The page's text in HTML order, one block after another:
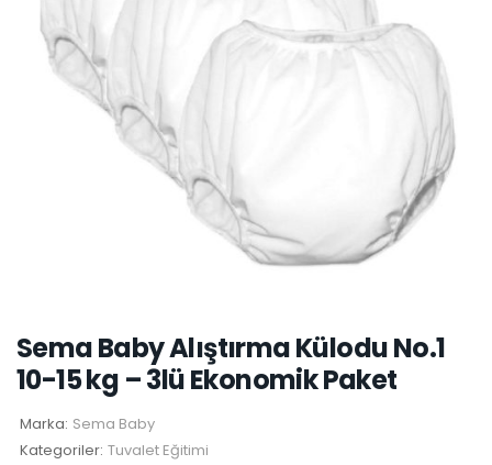
Sema Baby Alıştırma Külodu No.1
10-15 kg – 3lü Ekonomik Paket
Marka: Sema Baby
Kategoriler: Tuvalet Eğitimi